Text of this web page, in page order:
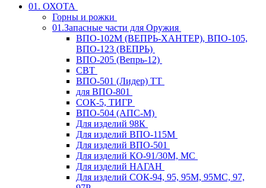
01. ОХОТА
Горны и рожки
01.Запасные части для Оружия
ВПО-102М (ВЕПРЬ-ХАНТЕР), ВПО-105,
ВПО-123 (ВЕПРЬ)
ВПО-205 (Вепрь-12)
СВТ
ВПО-501 (Лидер) ТТ
для ВПО-801
СОК-5, ТИГР
ВПО-504 (АПС-М)
Для изделий 98К
Для изделий ВПО-115М
Для изделий ВПО-501
Для изделий КО-91/30М, МС
Для изделий НАГАН
Для изделий СОК-94, 95, 95М, 95МС, 97,